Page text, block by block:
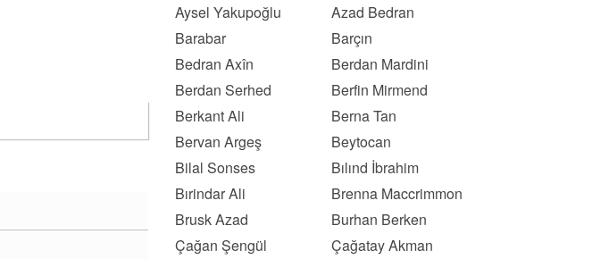
Aysel Yakupoğlu
Azad Bedran
Barabar
Barçın
Bedran Axîn
Berdan Mardini
Berdan Serhed
Berfin Mirmend
Berkant Ali
Berna Tan
Bervan Argeş
Beytocan
Bilal Sonses
Bılınd İbrahim
Bırindar Ali
Brenna Maccrimmon
Brusk Azad
Burhan Berken
Çağan Şengül
Çağatay Akman